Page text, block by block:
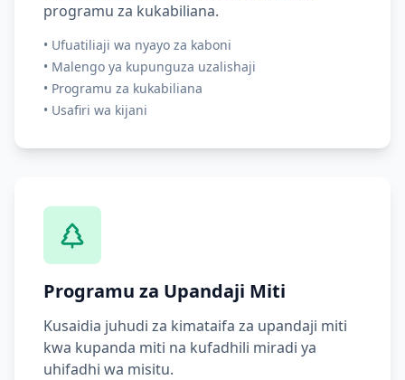
programu za kukabiliana.
• Ufuatiliaji wa nyayo za kaboni
• Malengo ya kupunguza uzalishaji
• Programu za kukabiliana
• Usafiri wa kijani
Programu za Upandaji Miti
Kusaidia juhudi za kimataifa za upandaji miti
kwa kupanda miti na kufadhili miradi ya
uhifadhi wa misitu.